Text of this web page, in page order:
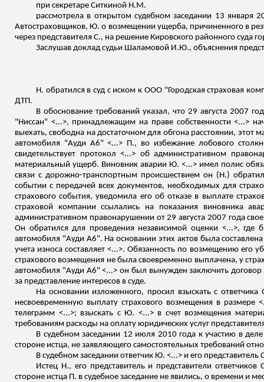
при секретаре Ситкиной Н.М.
рассмотрела в открытом судебном заседании 13 января
Автостраховщиков, Ю. о возмещении ущерба, причиненного в
через представителя С., на решение Кировского районного суда
Заслушав доклад судьи Шаламовой И.Ю., объяснения
Н. обратился в суд с иском к ООО "Городская страховая
ДТП.
В обоснование требований указал, что 29 августа 2007
"Ниссан" <...>, принадлежащим на праве собственности <...>
выехать, свободна на достаточном для обгона расстоянии, этот
автомобиля "Ауди A6" <...> П., во избежание лобового
свидетельствует протокол <...> об административном
материальный ущерб. Виновник аварии Ю. <...> имел полис
связи с дорожно-транспортным происшествием он (Н.)
событии с передачей всех документов, необходимых для
страхового события, уведомила его об отказе в выплате
страховой компании ссылались на показания виновника
административном правонарушении от 29 августа 2007 года
Он обратился для проведения независимой оценки <...>, где
автомобиля "Ауди A6". На основании этих актов была
учета износа составляет <...>. Обязанность по возмещению его
страхового возмещения не была своевременно выплачена, у
автомобиля "Ауди A6" <...> он был вынужден заключить договор
за представление интересов в суде.
На основании изложенного, просил взыскать с ответчика
несвоевременную выплату страхового возмещения в
телеграмм <...>; взыскать с Ю. <...> в счет возмещения
требованиям расходы на оплату юридических услуг
В судебном заседании 12 июля 2010 года к участию в деле
стороне истца, не заявляющего самостоятельных требований
В судебном заседании ответчик Ю. <...> и его
Истец Н., его представитель и представители
стороне истца П. в судебное заседание не явились, о времени и